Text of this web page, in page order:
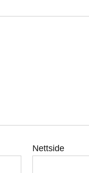
Nettside